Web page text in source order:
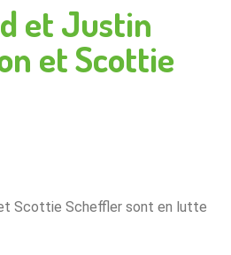
et Justin
et Scottie
Scottie Scheffler sont en lutte